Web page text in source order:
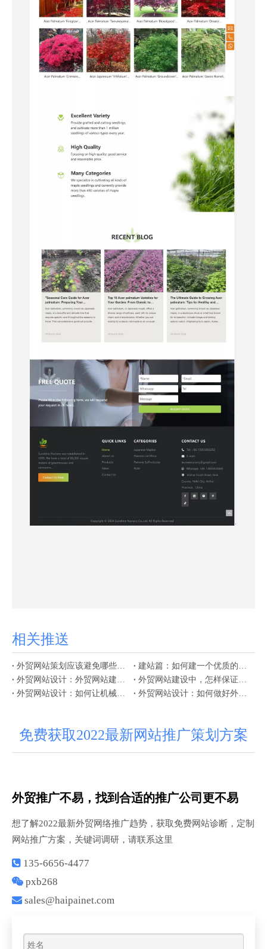
相关推送
免费获取2022最新网站推广策划方案
外贸推广不易，找到合适的推广公司更不易
想了解2022最新外贸网络推广趋势，获取免费网站诊断，定制
网站推广方案，关键词调研，请联系这里
 135-6656-4477
 pxb268
 sales@haipainet.com